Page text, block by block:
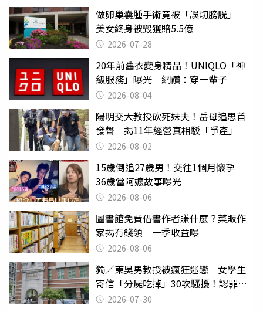
做卵巢囊腫手術竟被「誤切膀胱」
美女終身被毀獲賠5.5億
2026-07-28
20年前舊衣變身精品！UNIQLO「神
級服務」曝光 網讚：穿一輩子
2026-08-04
陽明交大教授砍死妹夫！岳母追思首
發聲 揭11年經營真相駁「爭產」
2026-08-02
15歲倒追27歲男！交往1個月懷孕
36歲當阿嬤故事曝光
2026-08-06
圖書館免費借書作者賺什麼？菜販作
家揭有錢領 一季收益曝
2026-08-06
獨／東吳男教授被瘋狂迷戀 女學生
寄信「分屍吃掉」30次騷擾！認罪免
關 2026-07-30